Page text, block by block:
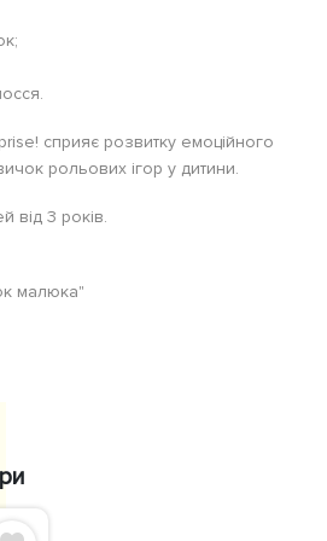
сприяє розвитку емоційного
рольових ігор у дитини.
від 3 років.
малюка"